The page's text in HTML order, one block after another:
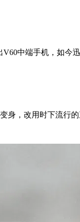
中端手机，如
身，改用时下流